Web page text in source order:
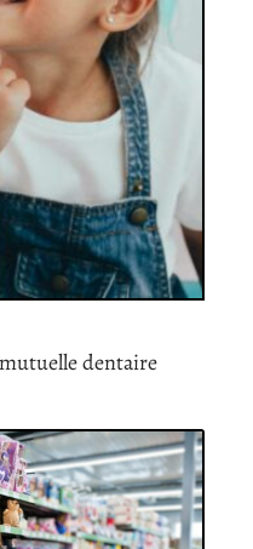
dentaire